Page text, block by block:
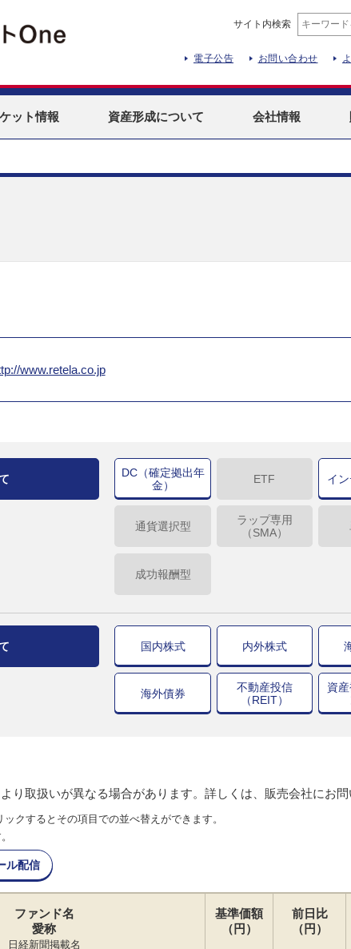
サイト内検索
電子公告 お問い合わせ
ット情報 資産形成について 会社情報
www.retela.co.jp
DC（確定拠出年
金）
ETF イ
通貨選択型
ラップ専用
（SMA）
成功報酬型
国内株式 内外株式
海外債券
不動産投信
（REIT）
資
取扱いが異なる場合があります。詳しくは、販売会社にお問
ックするとその項目での並べ替えができます。
ル配信
ファンド名
愛称
日経新聞掲載名
基準価額
（円）
前日比
（円）